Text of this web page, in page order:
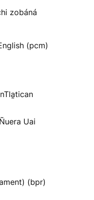
zobáná
(pcm)
Uai
(bpr)